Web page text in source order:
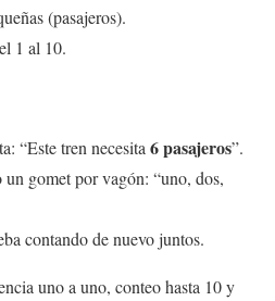
(pasajeros).
1 al 10.
“Este tren necesita6 pasajeros”.
gomet por vagón: “uno, dos,
contando de nuevo juntos.
uno a uno, conteo hasta 10 y